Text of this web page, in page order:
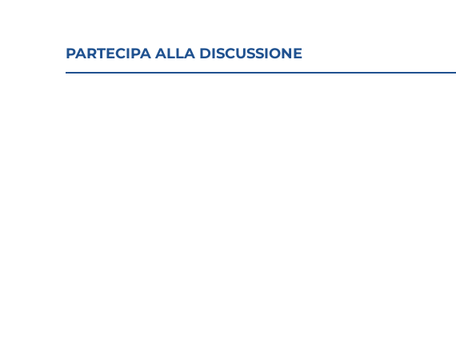
PARTECIPA ALLA DISCUSSIONE